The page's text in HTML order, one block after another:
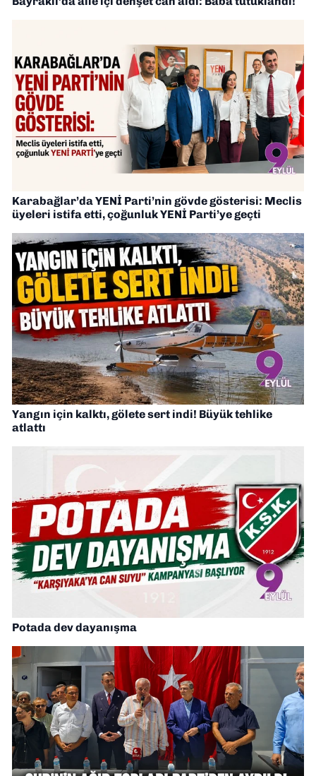
Karabağlar’da YENİ Parti’nin gövde gösterisi: Meclis
üyeleri istifa etti, çoğunluk YENİ Parti’ye geçti
Yangın için kalktı, gölete sert indi! Büyük tehlike
atlattı
Potada dev dayanışma